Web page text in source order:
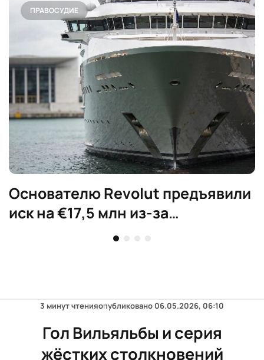
ПРАВОСУДИЕ
Основателю Revolut предъявили
иск на €17,5 млн из-за
3 минут чтенияопубликовано 06.05.2026, 06:10
Гол Вильяльбы и серия
жёстких столкновений